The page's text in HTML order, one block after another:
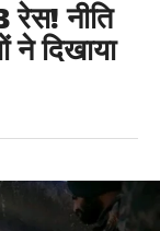
नीति
ने दिखाया